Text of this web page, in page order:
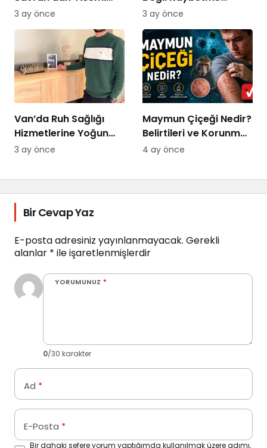
Kasap’ Uyarısı!
3 ay önce
Korkusunun
Göstergesidir: Uzman
Psikolog Açıkladı
3 ay önce
Van’da Ruh Sağlığı
Hizmetlerine Yoğun
Talep: “Randevu
Zorlanıyoruz
3 ay önce
Maymun Çiçeği Nedir?
Belirtileri ve Korunma
Yolları 2026
4 ay önce
Bir Cevap Yaz
E-posta adresiniz yayınlanmayacak. Gerekli
alanlar * ile işaretlenmişlerdir
YORUMUNUZ *
0/30 karakter
Ad *
E-Posta *
Bir dahaki sefere yorum yaptığımda kullanılmak üzere adımı,